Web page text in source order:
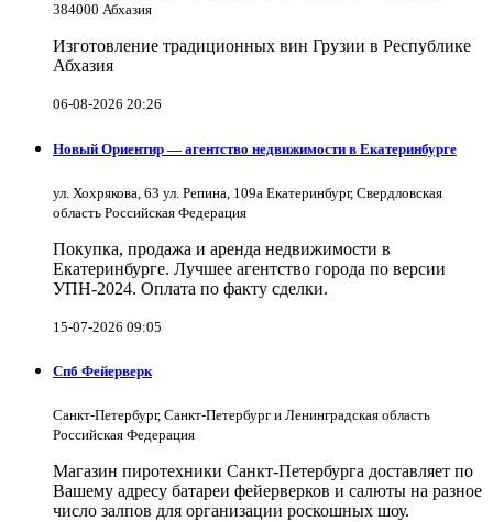
384000 Абхазия
Изготовление традиционных вин Грузии в Республике
Абхазия
06-08-2026 20:26
Новый Ориентир — агентство недвижимости в Екатеринбурге
ул. Хохрякова, 63 ул. Репина, 109a Екатеринбург, Свердловская
область Российская Федерация
Покупка, продажа и аренда недвижимости в
Екатеринбурге. Лучшее агентство города по версии
УПН-2024. Оплата по факту сделки.
15-07-2026 09:05
Спб Фейерверк
Санкт-Петербург, Санкт-Петербург и Ленинградская область
Российская Федерация
Магазин пиротехники Санкт-Петербурга доставляет по
Вашему адресу батареи фейерверков и салюты на разное
число залпов для организации роскошных шоу.